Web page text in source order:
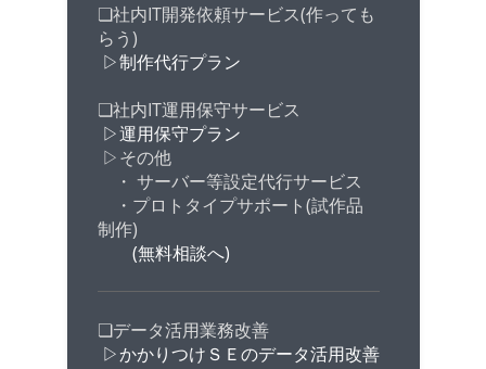
❏社内IT開発依頼サービス(作っても
らう)
▷制作代行プラン
❏社内IT運用保守サービス
▷運用保守プラン
▷その他
・ サーバー等設定代行サービス
・プロトタイプサポート(試作品
制作)
(無料相談へ)
❏データ活用業務改善
▷かかりつけＳＥのデータ活用改善